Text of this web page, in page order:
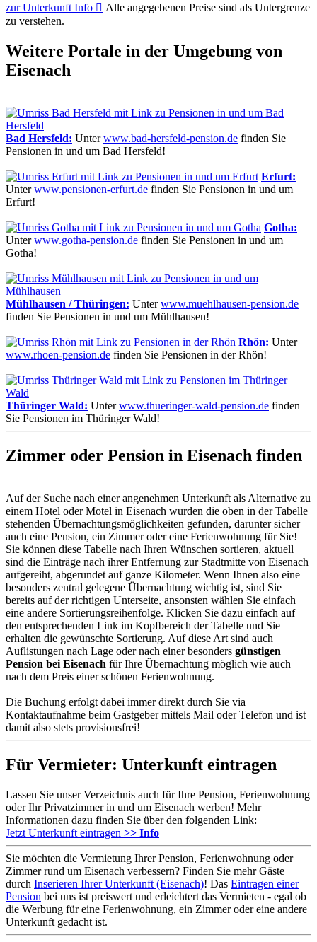
zur Unterkunft Info  Alle angegebenen Preise sind als Untergrenze
zu verstehen.
Weitere Portale in der Umgebung von
Eisenach
Bad Hersfeld: Unterwww.bad-hersfeld-pension.de finden Sie
Pensionen in und um Bad Hersfeld!
Erfurt:
Unterwww.pensionen-erfurt.de finden Sie Pensionen in und um
Erfurt!
Gotha:
Unterwww.gotha-pension.de finden Sie Pensionen in und um
Gotha!
Mühlhausen / Thüringen: Unterwww.muehlhausen-pension.de
finden Sie Pensionen in und um Mühlhausen!
Rhön: Unter
www.rhoen-pension.de finden Sie Pensionen in der Rhön!
Thüringer Wald: Unterwww.thueringer-wald-pension.de finden
Sie Pensionen im Thüringer Wald!
Zimmer oder Pension in Eisenach finden
Auf der Suche nach einer angenehmen Unterkunft als Alternative zu
einem Hotel oder Motel in Eisenach wurden die oben in der Tabelle
stehenden Übernachtungsmöglichkeiten gefunden, darunter sicher
auch eine Pension, ein Zimmer oder eine Ferienwohnung für Sie!
Sie können diese Tabelle nach Ihren Wünschen sortieren, aktuell
sind die Einträge nach ihrer Entfernung zur Stadtmitte von Eisenach
aufgereiht, abgerundet auf ganze Kilometer. Wenn Ihnen also eine
besonders zentral gelegene Übernachtung wichtig ist, sind Sie
bereits auf der richtigen Unterseite, ansonsten wählen Sie einfach
eine andere Sortierungsreihenfolge. Klicken Sie dazu einfach auf
den entsprechenden Link im Kopfbereich der Tabelle und Sie
erhalten die gewünschte Sortierung. Auf diese Art sind auch
Auflistungen nach Lage oder nach einer besonders günstigen
Pension bei Eisenach für Ihre Übernachtung möglich wie auch
nach dem Preis einer schönen Ferienwohnung.
Die Buchung erfolgt dabei immer direkt durch Sie via
Kontaktaufnahme beim Gastgeber mittels Mail oder Telefon und ist
damit also stets provisionsfrei!
Für Vermieter: Unterkunft eintragen
Lassen Sie unser Verzeichnis auch für Ihre Pension, Ferienwohnung
oder Ihr Privatzimmer in und um Eisenach werben! Mehr
Informationen dazu finden Sie über den folgenden Link:
Jetzt Unterkunft eintragen >> Info
Sie möchten die Vermietung Ihrer Pension, Ferienwohnung oder
Zimmer rund um Eisenach verbessern? Finden Sie mehr Gäste
durch Inserieren Ihrer Unterkunft (Eisenach)! Das Eintragen einer
Pension bei uns ist preiswert und erleichtert das Vermieten - egal ob
die Werbung für eine Ferienwohnung, ein Zimmer oder eine andere
Unterkunft gedacht ist.